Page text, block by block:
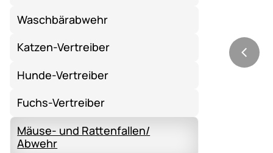
Waschbärabwehr
Katzen-Vertreiber
Hunde-Vertreiber
Fuchs-Vertreiber
Mäuse- und Rattenfallen/
Abwehr